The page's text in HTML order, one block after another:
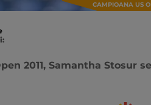
CAMPIOANA US
2011, Samantha Stosur